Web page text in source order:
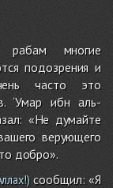
рабам многие
подозрения и
часто это
‘Умар ибн аль-
«Не думайте
верующего
добро».
сообщил: «Я